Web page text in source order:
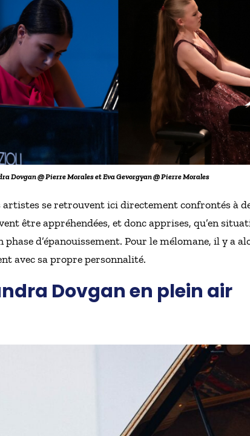
Dovgan @ Pierre Morales et Eva Gevorgyan @ Pierre Morales
se retrouvent ici directement confrontés à
être appréhendées, et donc apprises, qu’en
d’épanouissement. Pour le mélomane, il y a
avec sa propre personnalité.
Dovgan en plein air